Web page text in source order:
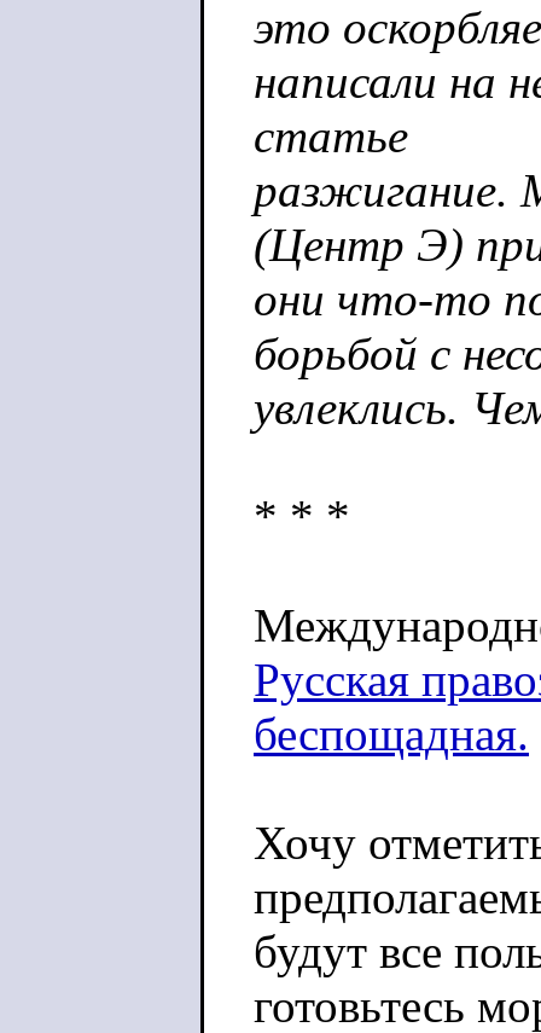
это
написали на
статье
(Центр Э)
они что-то
борьбой с
увлеклись.
* * *
Русская
беспощадная.
Хочу
будут все
готовьтесь